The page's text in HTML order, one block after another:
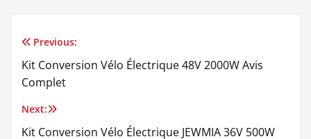
Navigation
de
l’article
Previous:
Kit Conversion Vélo Électrique 48V 2000W Avis
Complet
Next:
Kit Conversion Vélo Électrique JEWMIA 36V 500W